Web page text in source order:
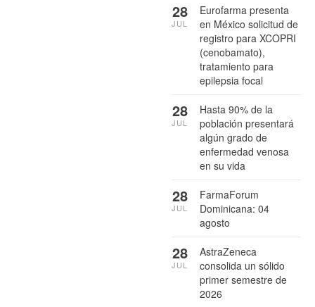
Eurofarma presenta
en México solicitud de
registro para XCOPRI
(cenobamato),
tratamiento para
epilepsia focal
28
JUL
Hasta 90% de la
población presentará
algún grado de
enfermedad venosa
en su vida
28
JUL
FarmaForum
Dominicana: 04
agosto
28
JUL
AstraZeneca
consolida un sólido
primer semestre de
2026
28
JUL